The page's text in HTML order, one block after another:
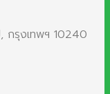
กรุงเทพฯ 10240